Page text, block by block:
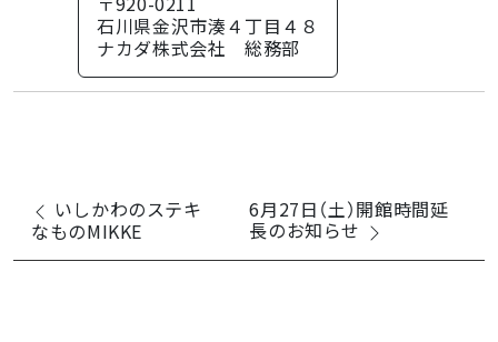
石川県金沢市湊４丁目４８
ナカダ株式会社 総務部
いしかわのステキ
なものMIKKE
6月27日（土）開館時間延
長のお知らせ